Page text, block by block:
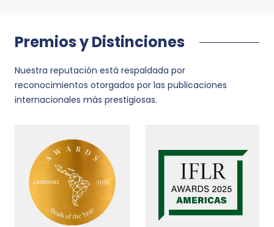
Premios y Distinciones
Nuestra reputación está respaldada por
reconocimientos otorgados por las publicaciones
internacionales más prestigiosas.